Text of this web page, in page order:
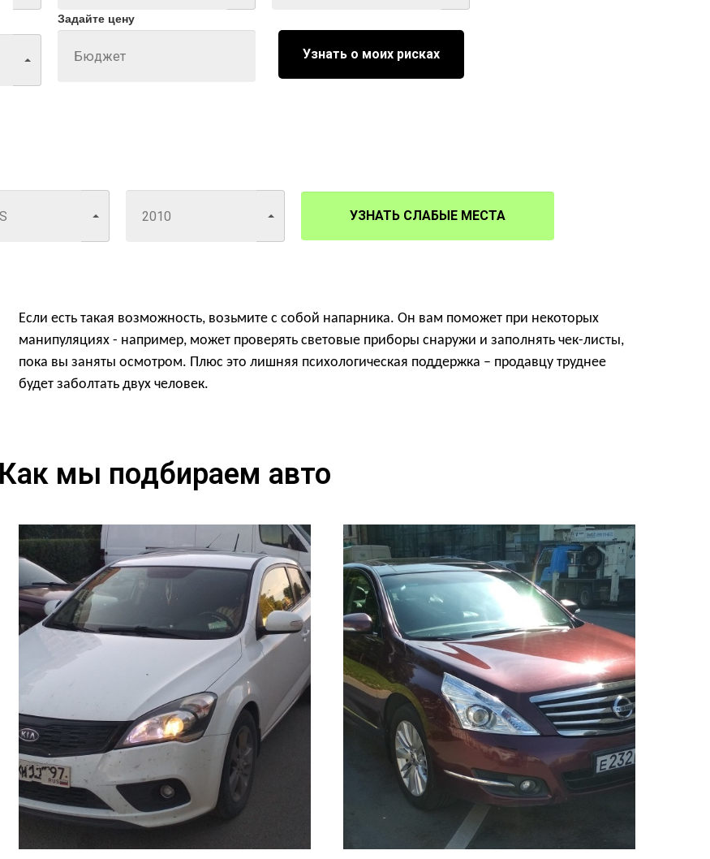
Задайте цену
Узнать о моих рисках
УЗНАТЬ СЛАБЫЕ МЕСТА
Если есть такая возможность, возьмите с собой напарника. Он вам поможет при некоторых
манипуляциях - например, может проверять световые приборы снаружи и заполнять чек-листы,
пока вы заняты осмотром. Плюс это лишняя психологическая поддержка – продавцу труднее
будет заболтать двух человек.
Как мы подбираем авто